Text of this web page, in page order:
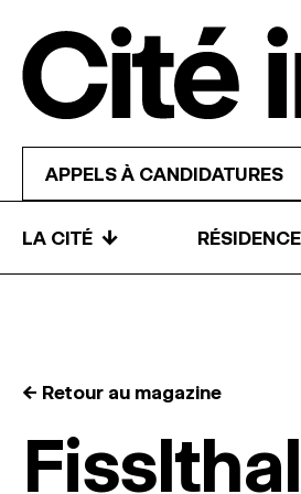
APPELS À CANDIDATURES
LA CITÉ ↓
← Retour au magazine